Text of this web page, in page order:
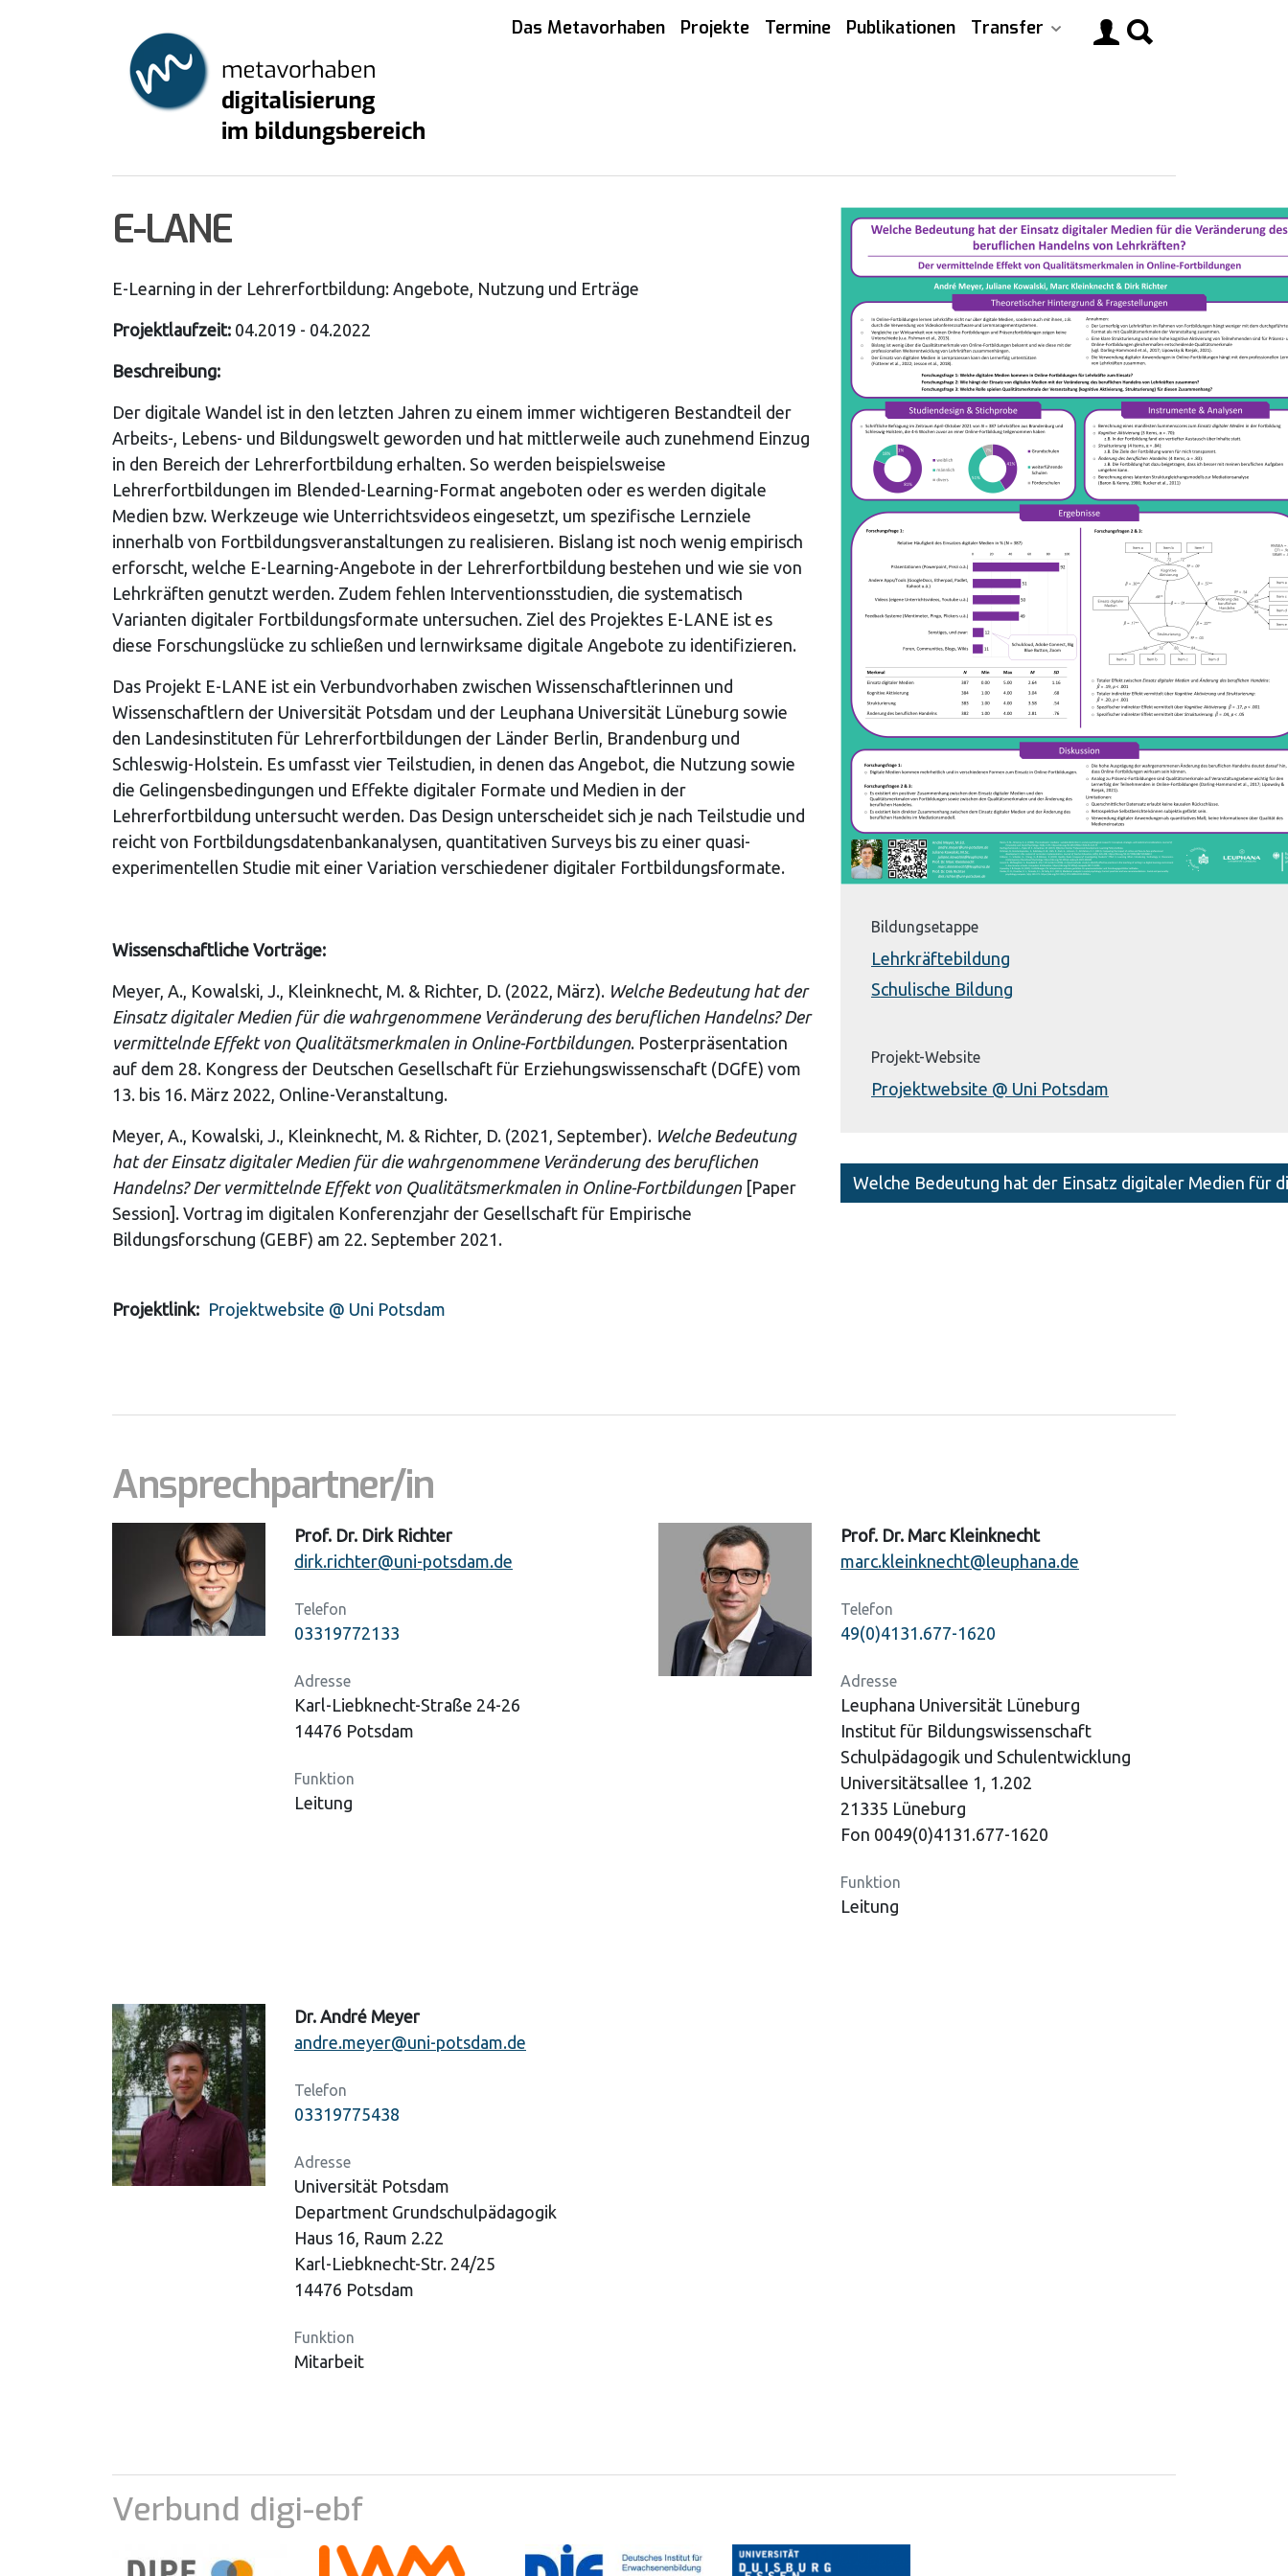
Das Metavorhaben Projekte Termine Publikationen Transfer
E-LANE
E-Learning in der Lehrerfortbildung: Angebote, Nutzung und Erträge
Projektlaufzeit: 04.2019 - 04.2022
Beschreibung:
Der digitale Wandel ist in den letzten Jahren zu einem immer wichtigeren Bestandteil der
Arbeits-, Lebens- und Bildungswelt geworden und hat mittlerweile auch zunehmend Einzug
in den Bereich der Lehrerfortbildung erhalten. So werden beispielsweise
Lehrerfortbildungen im Blended-Learning-Format angeboten oder es werden digitale
Medien bzw. Werkzeuge wie Unterrichtsvideos eingesetzt, um spezifische Lernziele
innerhalb von Fortbildungsveranstaltungen zu realisieren. Bislang ist noch wenig empirisch
erforscht, welche E-Learning-Angebote in der Lehrerfortbildung bestehen und wie sie von
Lehrkräften genutzt werden. Zudem fehlen Interventionsstudien, die systematisch
Varianten digitaler Fortbildungsformate untersuchen. Ziel des Projektes E-LANE ist es
diese Forschungslücke zu schließen und lernwirksame digitale Angebote zu identifizieren.
Das Projekt E-LANE ist ein Verbundvorhaben zwischen Wissenschaftlerinnen und
Wissenschaftlern der Universität Potsdam und der Leuphana Universität Lüneburg sowie
den Landesinstituten für Lehrerfortbildungen der Länder Berlin, Brandenburg und
Schleswig-Holstein. Es umfasst vier Teilstudien, in denen das Angebot, die Nutzung sowie
die Gelingensbedingungen und Effekte digitaler Formate und Medien in der
Lehrerfortbildung untersucht werden. Das Design unterscheidet sich je nach Teilstudie und
reicht von Fortbildungsdatenbankanalysen, quantitativen Surveys bis zu einer quasi-
experimentellen Studie mit einer Variation verschiedener digitaler Fortbildungsformate.
Wissenschaftliche Vorträge:
Meyer, A., Kowalski, J., Kleinknecht, M. & Richter, D. (2022, März). Welche Bedeutung hat der
Einsatz digitaler Medien für die wahrgenommene Veränderung des beruflichen Handelns? Der
vermittelnde Effekt von Qualitätsmerkmalen in Online-Fortbildungen. Posterpräsentation
auf dem 28. Kongress der Deutschen Gesellschaft für Erziehungswissenschaft (DGfE) vom
13. bis 16. März 2022, Online-Veranstaltung.
Meyer, A., Kowalski, J., Kleinknecht, M. & Richter, D. (2021, September). Welche Bedeutung
hat der Einsatz digitaler Medien für die wahrgenommene Veränderung des beruflichen
Handelns? Der vermittelnde Effekt von Qualitätsmerkmalen in Online-Fortbildungen [Paper
Session]. Vortrag im digitalen Konferenzjahr der Gesellschaft für Empirische
Bildungsforschung (GEBF) am 22. September 2021.
Projektlink Projektwebsite @ Uni Potsdam
Bildungsetappe
Lehrkräftebildung
Schulische Bildung
Projekt-Website
Projektwebsite @ Uni Potsdam
Welche Bedeutung hat der Einsatz digitaler Medien für
Ansprechpartner/in
Prof. Dr. Dirk Richter
dirk.richter@uni-potsdam.de
Telefon
03319772133
Adresse
Karl-Liebknecht-Straße 24-26
14476 Potsdam
Funktion
Leitung
Prof. Dr. Marc Kleinknecht
marc.kleinknecht@leuphana.de
Telefon
49(0)4131.677-1620
Adresse
Leuphana Universität Lüneburg
Institut für Bildungswissenschaft
Schulpädagogik und Schulentwicklung
Universitätsallee 1, 1.202
21335 Lüneburg
Fon 0049(0)4131.677-1620
Funktion
Leitung
Dr. André Meyer
andre.meyer@uni-potsdam.de
Telefon
03319775438
Adresse
Universität Potsdam
Department Grundschulpädagogik
Haus 16, Raum 2.22
Karl-Liebknecht-Str. 24/25
14476 Potsdam
Funktion
Mitarbeit
Verbund digi-ebf